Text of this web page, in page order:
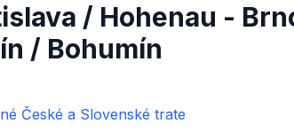
/ Hohenau -
/ Bohumín
České a Slovenské trate